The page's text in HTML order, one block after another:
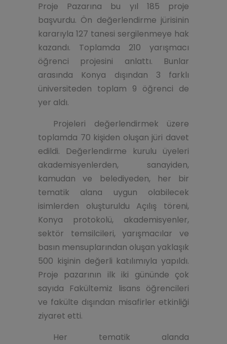
Proje Pazarına bu yıl 185 proje
başvurdu. Ön değerlendirme jürisinin
kararıyla 127 tanesi sergilenmeye hak
kazandı. Toplamda 210 yarışmacı
öğrenci projesini anlattı. Bunlar
arasında Konya dışından 3 farklı
üniversiteden toplam 9 öğrenci de
yer aldı.
Projeleri değerlendirmek üzere
toplamda 70 kişiden oluşan jüri davet
edildi. Değerlendirme kurulu üyeleri
akademisyenlerden, sanayiden,
kamudan ve belediyeden, her bir
tematik alana uygun olabilecek
isimlerden oluşturuldu Açılış töreni,
Konya protokolü, akademisyenler,
sektör temsilcileri, yarışmacılar ve
basın mensuplarından oluşan yaklaşık
500 kişinin değerli katılımıyla yapıldı.
Proje pazarının ilk iki gününde çok
sayıda Fakültemiz lisans öğrencileri
ve fakülte dışından misafirler etkinliği
ziyaret etti.
Her tematik alanda